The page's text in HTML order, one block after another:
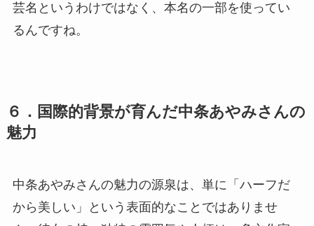
芸名というわけではなく、本名の一部を使ってい
るんですね。
６．国際的背景が育んだ中条あやみさんの
魅力
中条あやみさんの魅力の源泉は、単に「ハーフだ
から美しい」という表面的なことではありませ